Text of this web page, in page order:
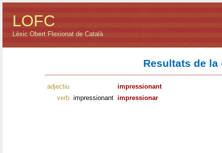
LOFC
Lèxic Obert Flexionat de Català
Resultats de la
adjectiu
impressionant
verb impressionant impressionar